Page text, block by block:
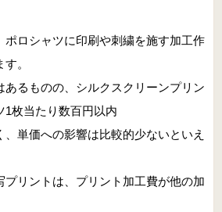
ポロシャツに印刷や刺繍を施す加工作
。
あるものの、シルクスクリーンプリン
1枚当たり数百円以内
単価への影響は比較的少ないといえ
プリントは、プリント加工費が他の加